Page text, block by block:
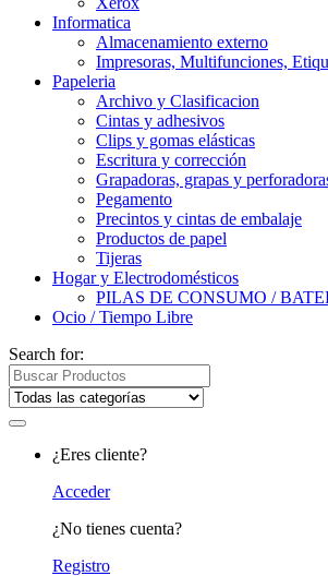
Informatica
Almacenamiento externo
Impresoras, Multifunciones,
Papeleria
Archivo y Clasificacion
Cintas y adhesivos
Clips y gomas elásticas
Escritura y corrección
Grapadoras, grapas y
Pegamento
Precintos y cintas de embalaje
Productos de papel
Tijeras
Hogar y Electrodomésticos
PILAS DE CONSUMO /
Ocio / Tiempo Libre
Search for:
¿Eres cliente?
Acceder
¿No tienes cuenta?
Registro